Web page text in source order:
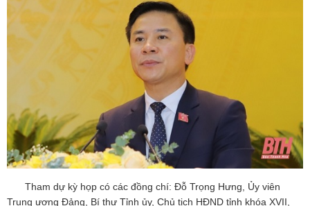
Tham dự kỳ họp có các đồng chí: Đỗ Trọng Hưng, Ủy viên
Trung ương Đảng, Bí thư Tỉnh ủy, Chủ tịch HĐND tỉnh khóa XVII,